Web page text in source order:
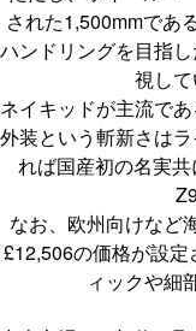
された1,500mmであ
ハンドリングを目指
視して
ネイキッドが主流で
外装という斬新さは
れば国産初の名実
なお、欧州向けなど
£12,506の価格が設
ィックや細